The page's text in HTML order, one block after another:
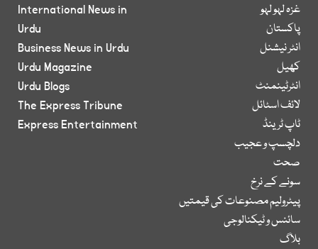
غزہ لہو لہو
پاکستان
انٹر نیشنل
کھیل
انٹرٹینمنٹ
لائف اسٹائل
ٹاپ ٹرینڈ
دلچسپ و عجیب
صحت
سونے کے نرخ
پیٹرولیم مصنوعات کی قیمتیں
سائنس و ٹیکنالوجی
بلاگ
International News in
Urdu
Business News in Urdu
Urdu Magazine
Urdu Blogs
The Express Tribune
Express Entertainment